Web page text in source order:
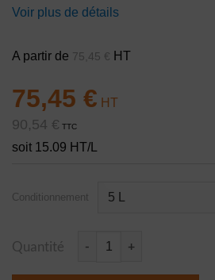
Voir plus de détails
A partir de 75,45 € HT
soit 15.09 HT/L
75,45 €
90,54 € TTC
Conditionnement
Quantité